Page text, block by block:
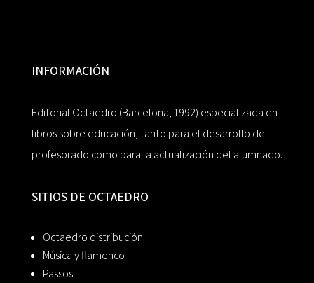
INFORMACIÓN
Editorial Octaedro (Barcelona, 1992) especializada en
libros sobre educación, tanto para el desarrollo del
profesorado como para la actualización del alumnado.
SITIOS DE OCTAEDRO
Octaedro distribución
Música y flamenco
Passos